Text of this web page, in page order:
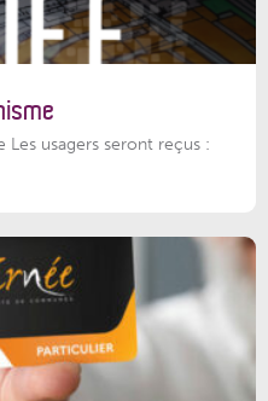
usagers seront reçus :